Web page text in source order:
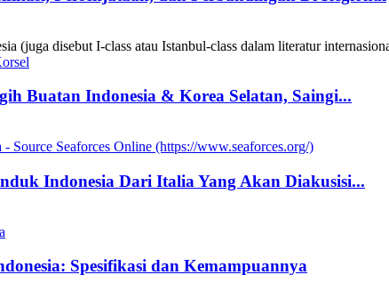
(juga disebut I-class atau Istanbul-class dalam literatur
Buatan Indonesia & Korea Selatan, Saingi...
Indonesia Dari Italia Yang Akan Diakusisi...
Spesifikasi dan Kemampuannya